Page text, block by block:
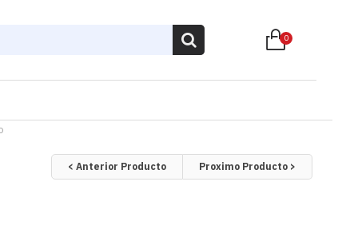
0
< Anterior Producto Proximo Producto >